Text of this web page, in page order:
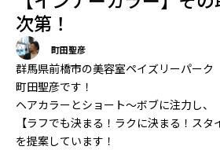
次第！
町田聖彦
群馬県前橋市の美容室ペイズリーパーク
町田聖彦です！
ヘアカラーとショート〜ボブに注力し、
【ラフでも決まる！ラクに決まる！スタ
を提案しています！